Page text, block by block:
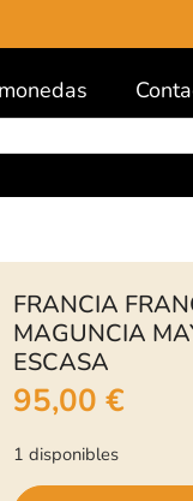
FRANCIA
MAGUNCIA
ESCASA
95,00 €
1 disponibles